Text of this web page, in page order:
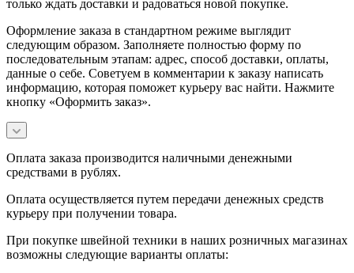
только ждать доставки и радоваться новой покупке.
Оформление заказа в стандартном режиме выглядит
следующим образом. Заполняете полностью форму по
последовательным этапам: адрес, способ доставки, оплаты,
данные о себе. Советуем в комментарии к заказу написать
информацию, которая поможет курьеру вас найти. Нажмите
кнопку «Оформить заказ».
Оплата заказа производится наличными денежными
средствами в рублях.
Оплата осуществляется путем передачи денежных средств
курьеру при получении товара.
При покупке швейной техники в наших розничных магазинах
возможны следующие варианты оплаты: